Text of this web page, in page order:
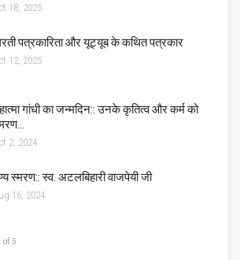
18, 2025
पत्रकारिता और यूट्यूब के कथित पत्रकार
12, 2025
गांधी का जन्मदिन:: उनके कृतित्व और कर्म को
2, 2024
स्मरण:: स्व. अटलबिहारी वाजपेयी जी
16, 2024
of 5